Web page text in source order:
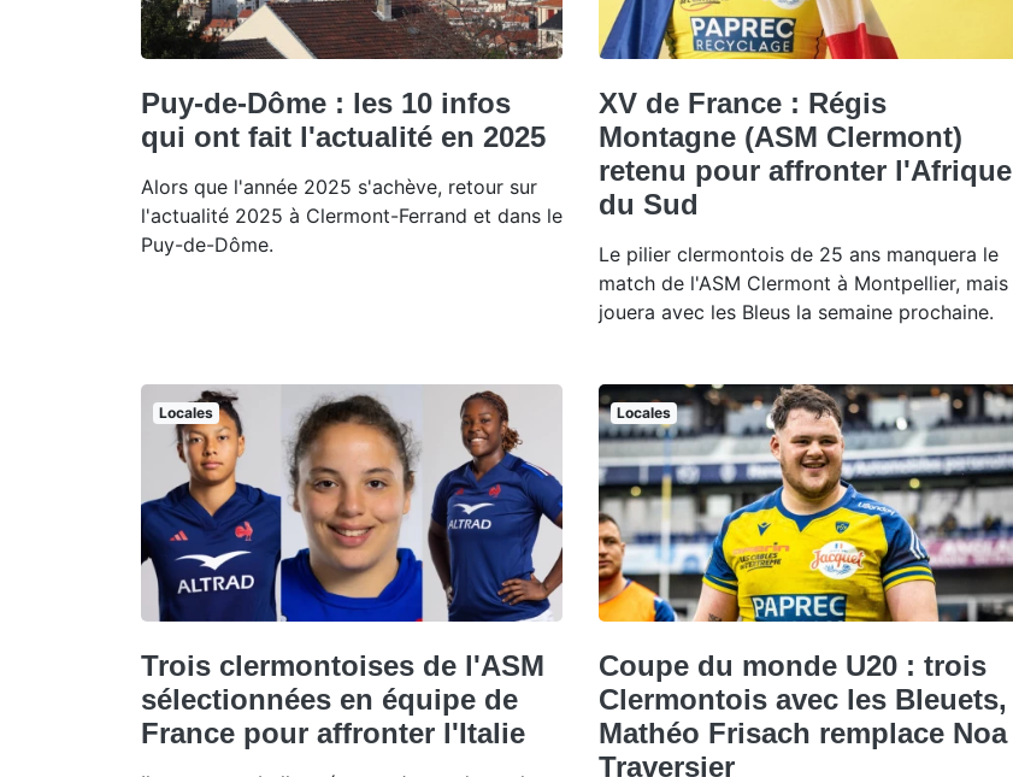
Puy-de-Dôme : les 10 infos
qui ont fait l'actualité en 2025
Alors que l'année 2025 s'achève, retour sur
l'actualité 2025 à Clermont-Ferrand et dans le
Puy-de-Dôme.
XV de France : Régis
Montagne (ASM Clermont)
retenu pour affronter l'Afrique
du Sud
Le pilier clermontois de 25 ans manquera le
match de l'ASM Clermont à Montpellier, mais
jouera avec les Bleus la semaine prochaine.
Locales
Trois clermontoises de l'ASM
sélectionnées en équipe de
France pour affronter l'Italie
Locales
Coupe du monde U20 : trois
Clermontois avec les Bleuets,
Mathéo Frisach remplace Noa
Traversier